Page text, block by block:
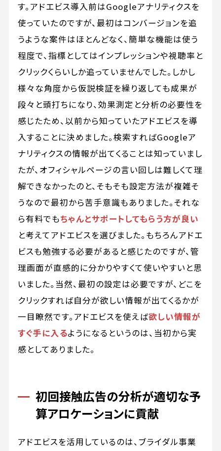
す。アドエビス導入前はGoogleアナリティクスを
使っていたのですが、最初はコンバージョンを追
うような案件はほとんどなく、簡単な機能は使う
程度で、指標としてはインプレッションや視聴率と
クリックくらいしか追っていませんでした。しかし
様々な角度から仮説検証を繰り返しても成果が
段々と頭打ちになり、効果測定と分析の必要性を
感じたため、以前から知っていたアドエビスを導
入することに決めました。検索すればGoogleア
ナリティクスの情報が出てくることは知っていまし
たが、オフィシャルページの言い回しは難しくて理
解できなかったのと、そもそも設定方法が複雑そ
うなので最初から苦手意識もありました。それな
ら有料でもちゃんとサポートしてもらう方が良い
と考えてアドエビスを選びました。もちろんアドエ
ビスも勉強する必要があると感じたのですが、管
理画面が直感的に分かりやすくて使いやすいと思
いました。当然、最初の設定は必要ですが、どこを
クリックすれば自分が欲しい情報が出てくるかが
一目瞭然です。アドエビスを使えば欲しい情報が
すぐ手に入るようになるというのは、当初から実
感としてありました。
初回接触広告の分析が適切な予
算アロケーションに貢献
アドエビスを活用しているのは、ブライダル事業